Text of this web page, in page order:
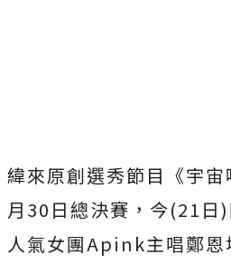
緯來原創選秀節目《宇
月30日總決賽，今(21日)
人氣女團Apink主唱鄭恩